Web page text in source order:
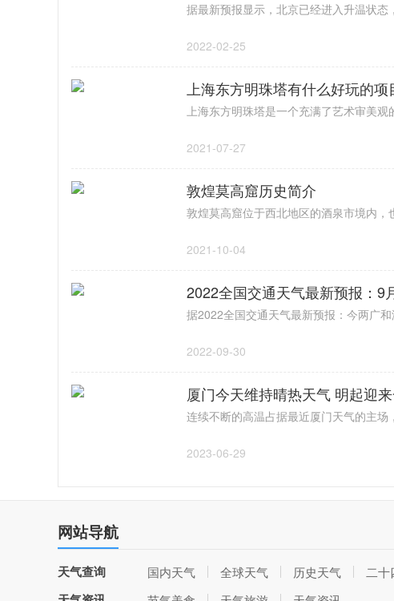
2022-02-25
上海东方明珠塔有什么好玩的项
2021-07-27
敦煌莫高窟历史简介
2021-10-04
2022全国交通天气最新预报：9
2022-09-30
厦门今天维持晴热天气 明起迎
2023-06-29
网站导航
天气查询 国内天气 全球天气 历史天气 二